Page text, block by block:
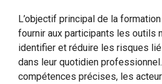
L’objectif principal de la
fournir aux participants les outils
identifier et réduire les risques
dans leur quotidien
compétences précises, les